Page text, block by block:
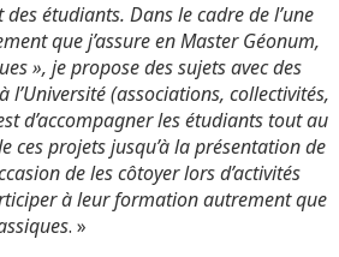
des étudiants. Dans le cadre de l’une
que j’assure en Master Géonum,
», je propose des sujets avec des
l’Université (associations, collectivités,
d’accompagner les étudiants tout au
ces projets jusqu’à la présentation de
de les côtoyer lors d’activités
à leur formation autrement que
. »